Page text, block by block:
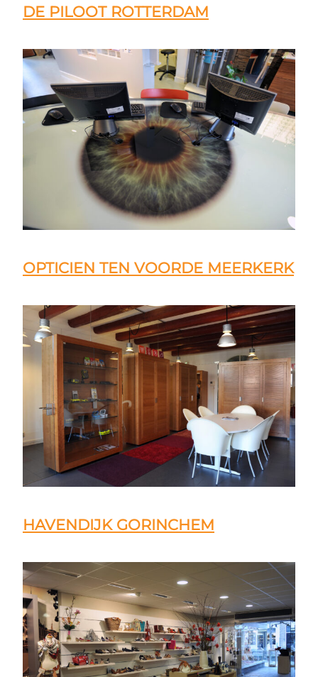
DE PILOOT ROTTERDAM
OPTICIEN TEN VOORDE MEERKERK
HAVENDIJK GORINCHEM